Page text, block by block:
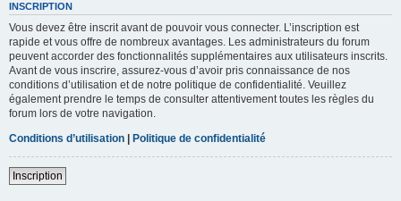
INSCRIPTION
Vous devez être inscrit avant de pouvoir vous connecter. L’inscription est
rapide et vous offre de nombreux avantages. Les administrateurs du forum
peuvent accorder des fonctionnalités supplémentaires aux utilisateurs inscrits.
Avant de vous inscrire, assurez-vous d’avoir pris connaissance de nos
conditions d’utilisation et de notre politique de confidentialité. Veuillez
également prendre le temps de consulter attentivement toutes les règles du
forum lors de votre navigation.
Conditions d’utilisation | Politique de confidentialité
Inscription